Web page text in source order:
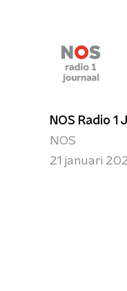
NOS Radio 1
NOS
21 januari